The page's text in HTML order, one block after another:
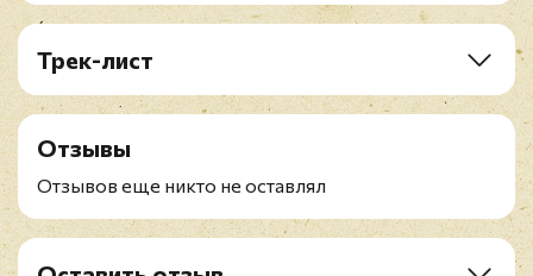
Трек-лист
A1. The Lovely Linda
A2. That Would Be Something
A3. Valentine Day
A4. Every Night
A6. Junk
A7. Man We Was Lonely
Отзывы
Отзывов еще никто не оставлял